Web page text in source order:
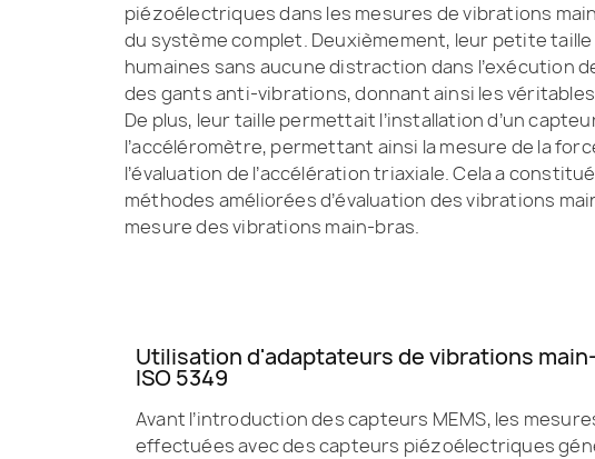
piézoélectriques dans les mesures de vibrations
du système complet. Deuxièmement, leur petite
humaines sans aucune distraction dans l’exécution
des gants anti-vibrations, donnant ainsi les
De plus, leur taille permettait l’installation d’un
l’accéléromètre, permettant ainsi la mesure de la
l’évaluation de l’accélération triaxiale. Cela a
méthodes améliorées d’évaluation des vibrations
mesure des vibrations main-bras.
Utilisation d'adaptateurs de vibrations
ISO 5349
Avant l’introduction des capteurs MEMS, les
effectuées avec des capteurs piézoélectriques